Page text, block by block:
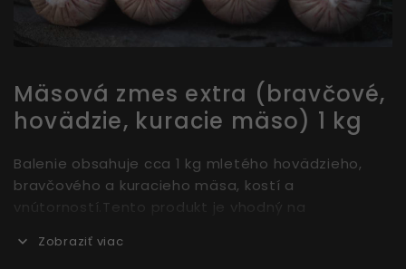
Mäsová zmes extra (bravčové,
hovädzie, kuracie mäso) 1 kg
Balenie obsahuje cca 1 kg mletého hovädzieho,
bravčového a kuracieho mäsa, kostí a
vnútorností.Tento produkt je vhodný na
prílohami z prírodnej lekárne.Toto BARF krmivo je
Zobraziť viac